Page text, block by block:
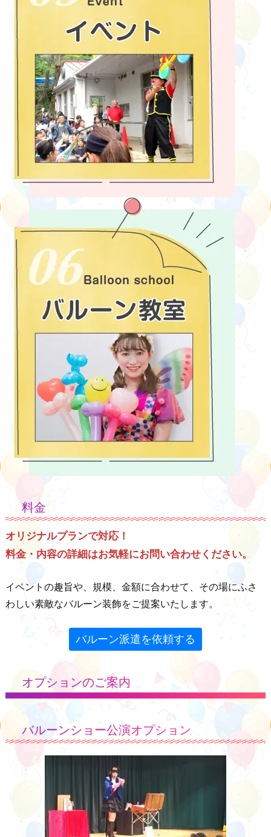
料金
オリジナルプランで対応！
料金・内容の詳細はお気軽にお問い合わせください。
イベントの趣旨や、規模、金額に合わせて、その場にふさ
わしい素敵なバルーン装飾をご提案いたします。
バルーン派遣を依頼する
オプションのご案内
バルーンショー公演オプション